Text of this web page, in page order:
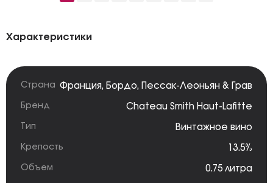
Характеристики
Страна Франция, Бордо, Пессак-Леоньян & Грав
Бренд Chateau Smith Haut-Lafitte
Тип Винтажное вино
Крепость 13.5%
Объем 0.75 литра